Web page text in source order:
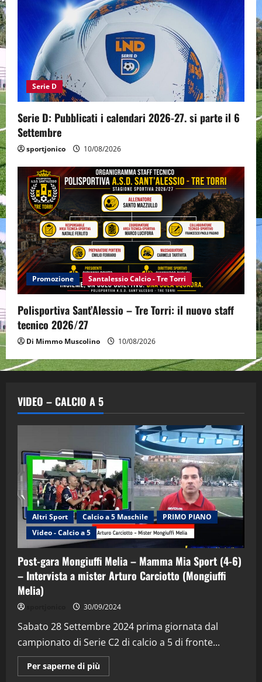
Serie D
Serie D: Pubblicati i calendari 2026-27. si parte il 6
Settembre
sportjonico 10/08/2026
Promozione Santalessio Calcio - Tre Torri
Polisportiva Sant’Alessio – Tre Torri: il nuovo staff
tecnico 2026/27
Di Mimmo Muscolino 10/08/2026
VIDEO – CALCIO A 5
Altri Sport Calcio a 5 Maschile
PRIMO PIANO
Video - Calcio a 5
Post-gara Mongiuffi Melia – Mamma Mia Sport (4-6)
– Intervista a mister Arturo Carciotto (Mongiuffi
Melia)
30/09/2024
Sabato 28 Settembre 2024 prima giornata dal
campionato di Serie C2 di calcio a 5 di fronte...
Per saperne di più
informazioni
2
“SportEmpire” in Podcast: 29^ Puntata
(Martedi 28 Aprile 2026)
28/04/2026
"SportEmpire" in Podcast